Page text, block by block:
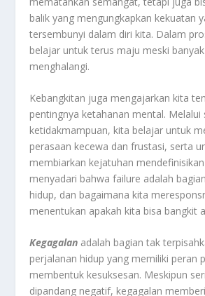
balik yang mengungkapkan kekuatan
tersembunyi dalam diri kita. Dalam
belajar untuk terus maju meski
menghalangi.
Kebangkitan juga mengajarkan kita
pentingnya ketahanan mental. Melalui
ketidakmampuan, kita belajar untuk
perasaan kecewa dan frustasi, serta
membiarkan kejatuhan
menyadari bahwa failure adalah
hidup, dan bagaimana kita
menentukan apakah kita bisa bangkit
Kegagalan adalah bagian tak
perjalanan hidup yang memiliki peran
membentuk kesuksesan. Meskipun
dipandang negatif, kegagalan